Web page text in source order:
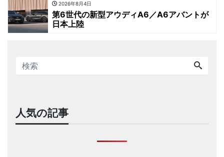
2026年8月4日
第6世代の新型アウディA6／A6アバントが
日本上陸
人気の記事